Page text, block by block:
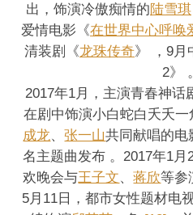
出，饰演冷傲痴情的陆雪琪
爱情电影《在世界中心呼唤
清装剧《龙珠传奇》 ，9月
2》 。
2017年1月，主演青春神话
在剧中饰演小白蛇白夭夭一
成龙 、张一山共同献唱的电
名主题曲发布 。2017年1
欢晚会与王子文 、蒋欣等参
5月11日，都市女性题材电